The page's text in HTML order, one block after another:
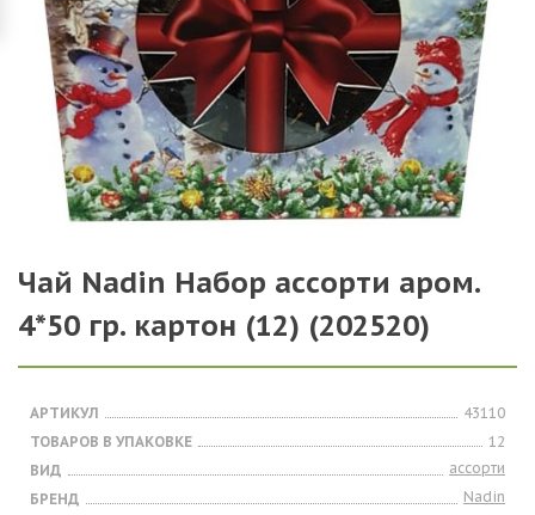
Чай Nadin Набор ассорти аром.
4*50 гр. картон (12) (202520)
АРТИКУЛ
43110
ТОВАРОВ В УПАКОВКЕ
12
ВИД
ассорти
БРЕНД
Nadin